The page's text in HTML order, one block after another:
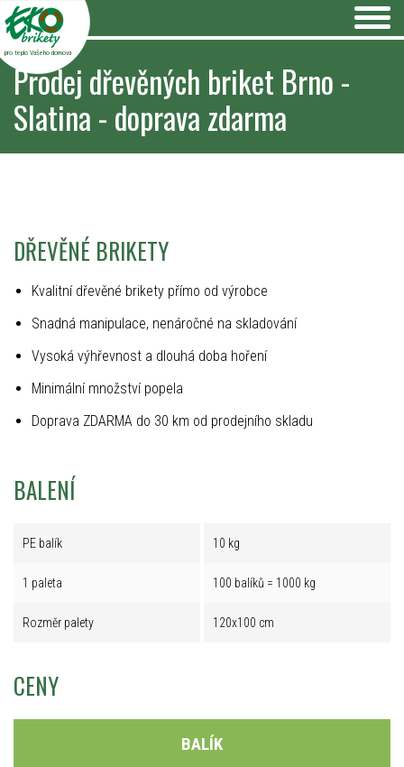
pro teplo Vašeho domova
Prodej dřevěných briket Brno -
Slatina - doprava zdarma
DŘEVĚNÉ BRIKETY
Kvalitní dřevěné brikety přímo od výrobce
Snadná manipulace, nenáročné na skladování
Vysoká výhřevnost a dlouhá doba hoření
Minimální množství popela
Doprava ZDARMA do 30 km od prodejního skladu
BALENÍ
PE balík 10 kg
1 paleta 100 balíků = 1000 kg
Rozměr palety 120x100 cm
CENY
BALÍK